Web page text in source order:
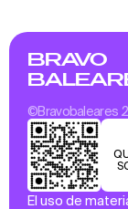
BRAVO
©Bravobaleares
El uso de